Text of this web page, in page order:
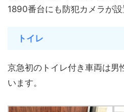
1890番台にも防犯カメラが設
トイレ
京急初のトイレ付き車両は男
います。